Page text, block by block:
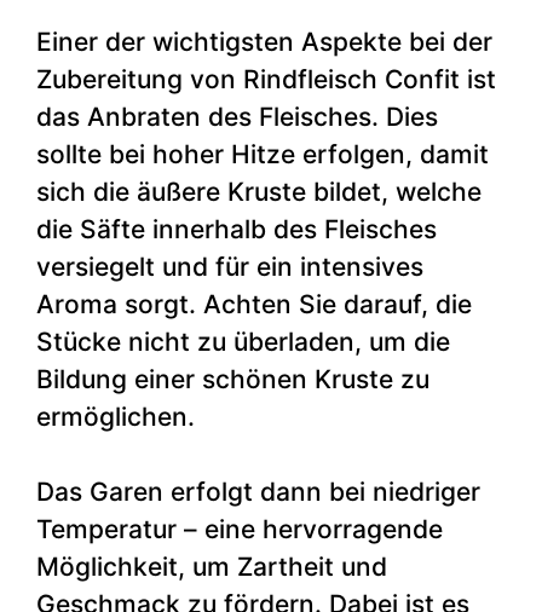
Einer der wichtigsten Aspekte bei der
Zubereitung von Rindfleisch Confit ist
das Anbraten des Fleisches. Dies
sollte bei hoher Hitze erfolgen, damit
sich die äußere Kruste bildet, welche
die Säfte innerhalb des Fleisches
versiegelt und für ein intensives
Aroma sorgt. Achten Sie darauf, die
Stücke nicht zu überladen, um die
Bildung einer schönen Kruste zu
ermöglichen.
Das Garen erfolgt dann bei niedriger
Temperatur – eine hervorragende
Möglichkeit, um Zartheit und
Geschmack zu fördern. Dabei ist es